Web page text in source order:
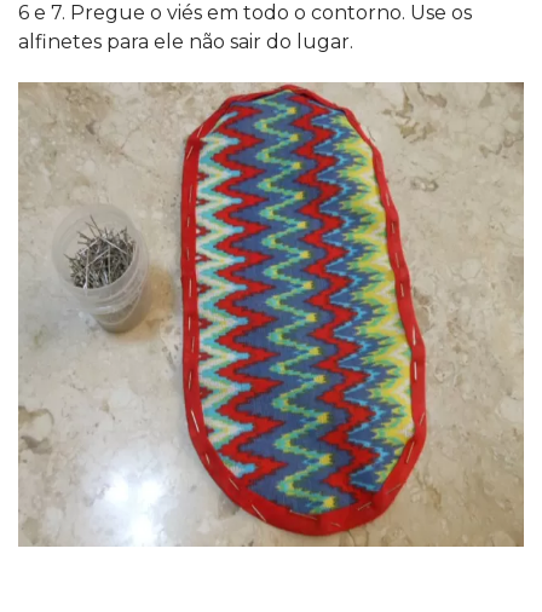
6 e 7. Pregue o viés em todo o contorno. Use os
alfinetes para ele não sair do lugar.